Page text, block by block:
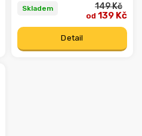
Skladem 149 Kč
od 139 Kč
Detail